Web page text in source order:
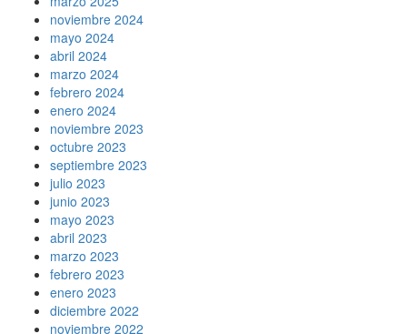
noviembre 2024
mayo 2024
abril 2024
marzo 2024
febrero 2024
enero 2024
noviembre 2023
octubre 2023
septiembre 2023
julio 2023
junio 2023
mayo 2023
abril 2023
marzo 2023
febrero 2023
enero 2023
diciembre 2022
noviembre 2022